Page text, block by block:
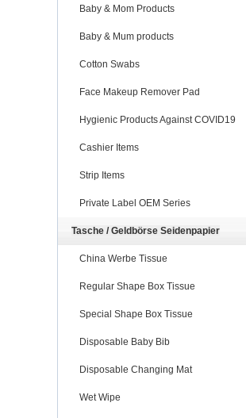
Baby & Mom Products
Baby & Mum products
Cotton Swabs
Face Makeup Remover Pad
Hygienic Products Against COVID19
Cashier Items
Strip Items
Private Label OEM Series
Tasche / Geldbörse Seidenpapier
China Werbe Tissue
Regular Shape Box Tissue
Special Shape Box Tissue
Disposable Baby Bib
Disposable Changing Mat
Wet Wipe